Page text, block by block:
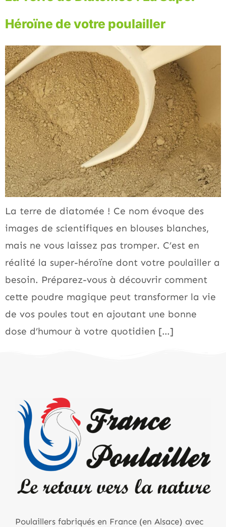
Héroïne de votre poulailler
La terre de diatomée ! Ce nom évoque des
images de scientifiques en blouses blanches,
mais ne vous laissez pas tromper. C’est en
réalité la super-héroïne dont votre poulailler a
besoin. Préparez-vous à découvrir comment
cette poudre magique peut transformer la vie
de vos poules tout en ajoutant une bonne
dose d’humour à votre quotidien […]
Poulaillers fabriqués en France (en Alsace) avec